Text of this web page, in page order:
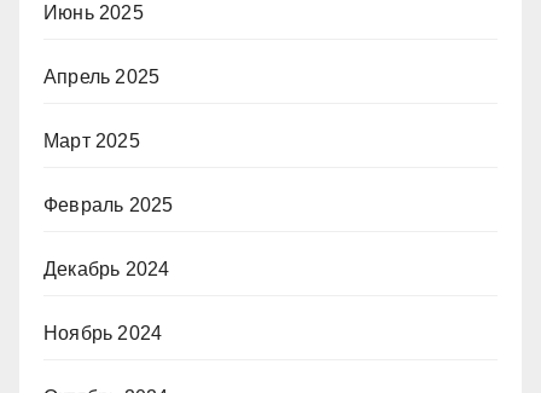
Июнь 2025
Апрель 2025
Март 2025
Февраль 2025
Декабрь 2024
Ноябрь 2024